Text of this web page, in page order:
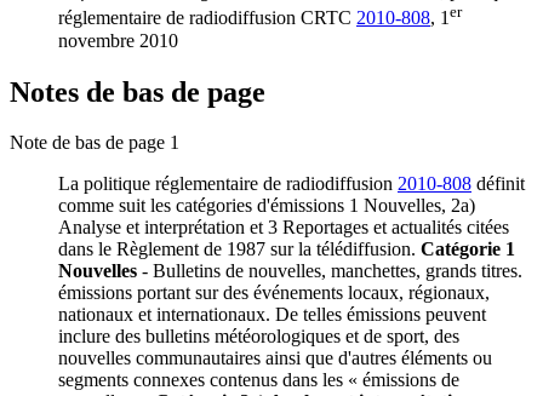
réglementaire de radiodiffusion CRTC 2010-808, 1er
novembre 2010
Notes de bas de page
Note de bas de page 1
La politique réglementaire de radiodiffusion 2010-808 définit
comme suit les catégories d'émissions 1 Nouvelles, 2a)
Analyse et interprétation et 3 Reportages et actualités citées
dans le Règlement de 1987 sur la télédiffusion. Catégorie 1
Nouvelles - Bulletins de nouvelles, manchettes, grands titres.
émissions portant sur des événements locaux, régionaux,
nationaux et internationaux. De telles émissions peuvent
inclure des bulletins météorologiques et de sport, des
nouvelles communautaires ainsi que d'autres éléments ou
segments connexes contenus dans les « émissions de